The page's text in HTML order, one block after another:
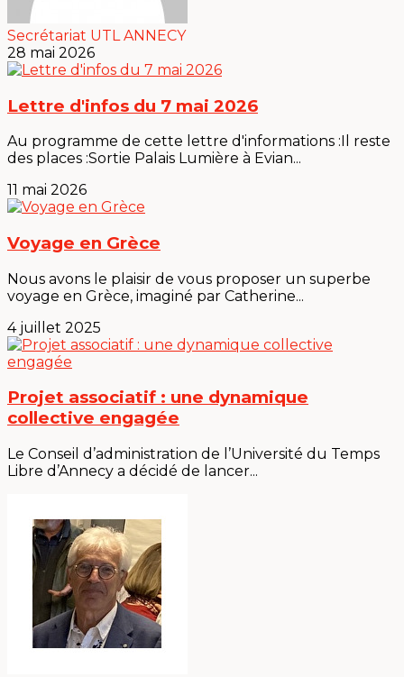
Secrétariat UTL ANNECY
28 mai 2026
Lettre d'infos du 7 mai 2026
Au programme de cette lettre d'informations :Il reste
des places :Sortie Palais Lumière à Evian...
11 mai 2026
Voyage en Grèce
Nous avons le plaisir de vous proposer un superbe
voyage en Grèce, imaginé par Catherine...
4 juillet 2025
Projet associatif : une dynamique
collective engagée
Le Conseil d’administration de l’Université du Temps
Libre d’Annecy a décidé de lancer...